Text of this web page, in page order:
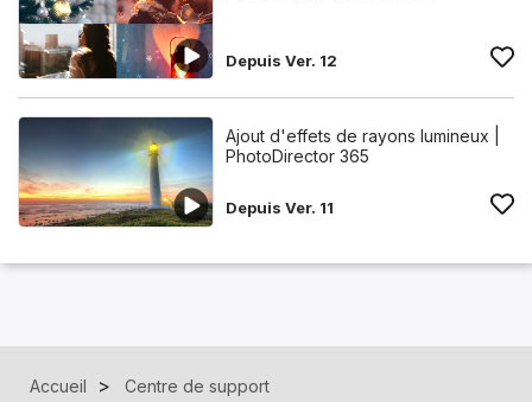
Depuis Ver. 12
Ajout d'effets de rayons lumineux |
PhotoDirector 365
Depuis Ver. 11
Accueil Centre de support